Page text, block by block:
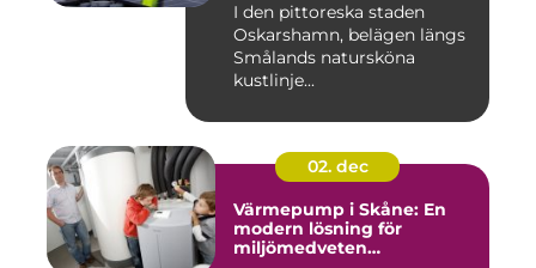
I den pittoreska staden
Oskarshamn, belägen längs
Smålands natursköna
kustlinje...
02. dec
Värmepump i Skåne: En
modern lösning för
miljömedveten